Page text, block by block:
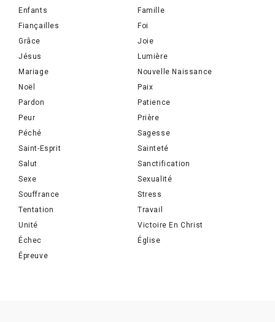
Enfants
Famille
Fiançailles
Foi
Grâce
Joie
Jésus
Lumière
Mariage
Nouvelle Naissance
Noël
Paix
Pardon
Patience
Peur
Prière
Péché
Sagesse
Saint-Esprit
Sainteté
Salut
Sanctification
Sexe
Sexualité
Souffrance
Stress
Tentation
Travail
Unité
Victoire En Christ
Échec
Église
Épreuve